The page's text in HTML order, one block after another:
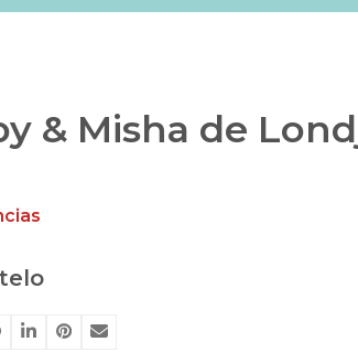
& Misha de